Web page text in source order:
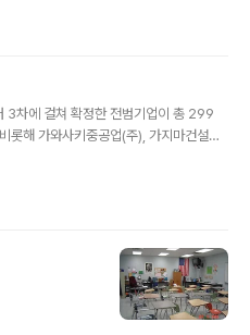
(현 브라질 부
3차에 걸쳐 확정한 전범기업이 총 299
롯해 가와사키중공업(주), 가지마건설
우라 △(주)미라주건설 △(주)미야지셀
(주) △JFE엔지니어링(주) △NS유나이
스가광산(주) △가와사미기선(주) △가
지마건설(주) △가타야마..